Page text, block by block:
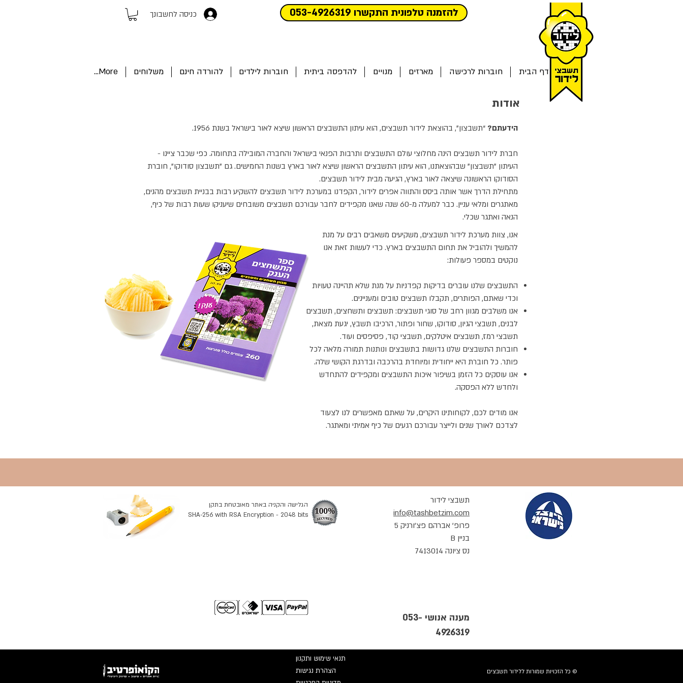
כניסה לחשבונך להזמנה טלפונית התקשרו 053-4926319
דף הבית חוברות לרכישה מארזים מנויים להדפסה ביתית חוברות לילדים להורדה חינם משלוחים More...
אודות
הידעתם? “תשבצון”, בהוצאת לידור תשבצים, הוא עיתון התשבצים הראשון שיצא לאור בישראל בשנת 1956.
חברת לידור תשבצים הינה מחלוצי עולם התשבצים ותרבות הפנאי בישראל והחברה המובילה בתחומה. כפי שכבר ציינו -
העיתון "תשבצון" שבהוצאתנו, הוא עיתון התשבצים הראשון שיצא לאור בארץ בשנות החמישים. גם "תשבצון סודוקו", חוברת
הסודוקו הראשונה שיצאה לאור בארץ, הגיעה מבית לידור תשבצים.
מתחילת הדרך אשר אותה ביסס והתווה אפרים לידור, הקפדנו במערכת לידור תשבצים להשקיע רבות בבניית תשבצים מהנים,
מאתגרים ומלאי עניין. כבר למעלה מ-60 שנה שאנו מקפידים לחבר עבורכם תשבצים משובחים שיעניקו שעות רבות של כיף,
הנאה ואתגר שכלי.
אנו, צוות מערכת לידור תשבצים, משקיעים משאבים רבים על מנת
להמשיך ולהוביל את תחום התשבצים בארץ. כדי לעשות זאת אנו
נוקטים במספר פעולות:
התשבצים שלנו עוברים בדיקות קפדניות על מנת שלא תהיינה טעויות
וכדי שאתם, הפותרים, תקבלו תשבצים טובים ומעניינים.
אנו משלבים מגוון רחב של סוגי תשבצים: תשבצים ותשחצים, תשבצים
לבנים, תשבצי הגיון, סודוקו, שחור ופתור, הרכיבו תשבץ, יגעת מצאת,
תשבצי רמז, תשבצים איטלקים, תשבצי קוד, פסיפסים ועוד.
חוברות התשבצים שלנו גדושות בתשבצים ונותנות תמורה מלאה לכל
פותר. כל חוברת היא ייחודית ומיוחדת בהרכבה ובדרגת הקושי שלה.
אנו עוסקים כל הזמן בשיפור איכות התשבצים ומקפידים להתחדש
ולחדש ללא הפסקה.
אנו מודים לכם, לקוחותינו היקרים, על שאתם מאפשרים לנו לצעוד
לצדכם לאורך שנים ולייצר עבורכם רגעים של כיף אמיתי ומאתגר.
הגלישה והקניה באתר מאובטחת בתקן
SHA-256 with RSA Encryption - 2048 bits
תשבצי לידור
info@tashbetzim.com
פרופ' אברהם פצ'ורניק 5
בניין B
נס ציונה 7413014
מענה אנושי 053-
4926319
תנאי שימוש ותקנון
הצהרת נגישות
© כל הזכויות שמורות ללידור תשבצים